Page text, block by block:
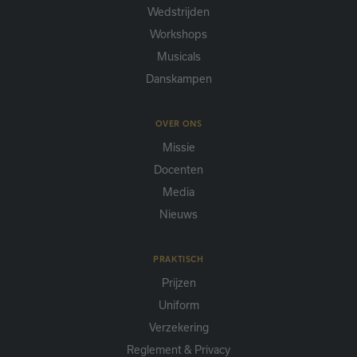
Wedstrijden
Workshops
Musicals
Danskampen
OVER ONS
Missie
Docenten
Media
Nieuws
PRAKTISCH
Prijzen
Uniform
Verzekering
Reglement & Privacy